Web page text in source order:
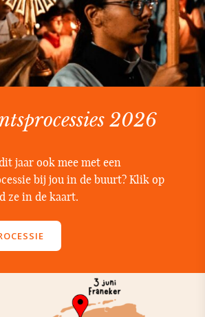
2026
jaar ook mee met een
bij jou in de buurt? Klik op
ze in de kaart.